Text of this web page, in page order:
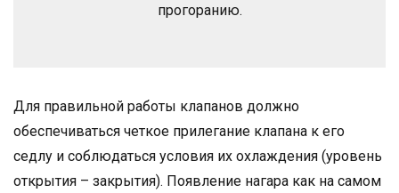
прогоранию.
Для правильной работы клапанов должно
обеспечиваться четкое прилегание клапана к его
седлу и соблюдаться условия их охлаждения (уровень
открытия – закрытия). Появление нагара как на самом